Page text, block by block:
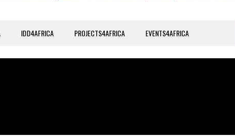
IDD4AFRICA PROJECTS4AFRICA EVENTS4AFRICA